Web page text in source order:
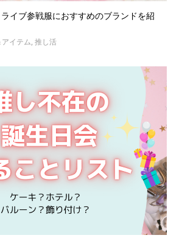
ライブ参戦服におすすめのブランドを紹
イテム, 推し活